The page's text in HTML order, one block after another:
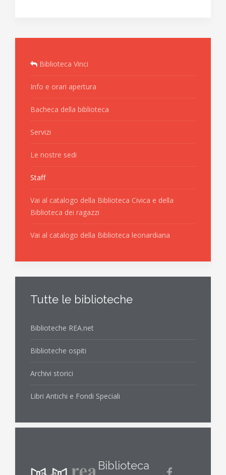
Biblioteca Vinci
Info e orari apertura
Bacheca della biblioteca
Servizi
Le nostre sedi
Staff
Vai al catalogo della Biblioteca Civica e della
Biblioteca dei ragazzi
Vai al catalogo della Biblioteca leonardiana
Tutte le biblioteche
Biblioteche REA.net
Biblioteche ospiti
Archivi storici
Libri Antichi e Fondi Speciali
Biblioteca